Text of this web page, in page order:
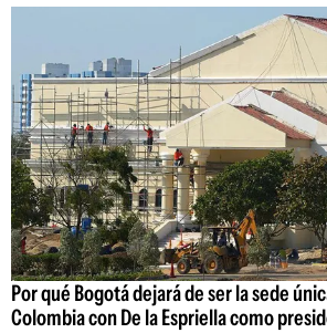
Por qué Bogotá dejará de ser la sede
Colombia con De la Espriella como